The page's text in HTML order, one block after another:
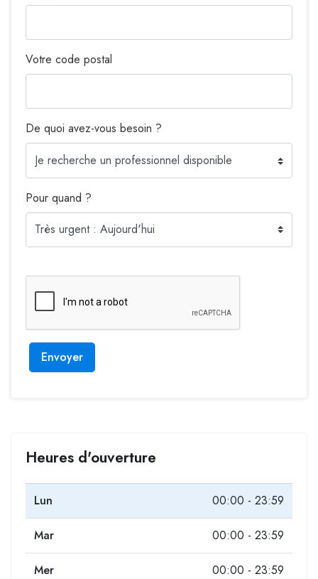
Votre code postal
De quoi avez-vous besoin ?
Pour quand ?
Envoyer
Heures d'ouverture
Lun 00:00 - 23:59
Mar 00:00 - 23:59
Mer 00:00 - 23:59